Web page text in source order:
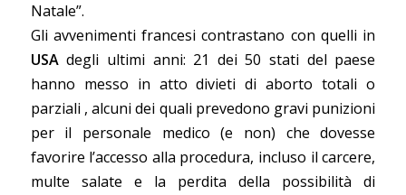
Natale”.
Gli avvenimenti francesi contrastano con quelli in
USAdegli ultimi anni: 21 dei 50 stati del paese
hanno messo in atto divieti di aborto totali o
parziali , alcuni dei quali prevedono gravi punizioni
per il personale medico (e non) che dovesse
favorire l’accesso alla procedura, incluso il carcere,
multe salate e la perdita della possibilità di